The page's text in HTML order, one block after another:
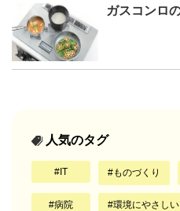
ガスコンロ
人気のタグ
IT ものづくり
病院 環境にやさしい